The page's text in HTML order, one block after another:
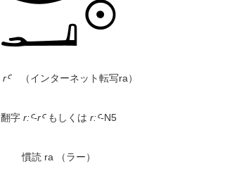
rꜤ （インターネット転写ra）
翻字 r:Ꜥ-rꜤ もしくは r:Ꜥ-N5
慣読 ra （ラー）